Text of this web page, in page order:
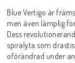
Blue Vertigo är
men även lämplig
Dess
spiralyta som
oförändrad under